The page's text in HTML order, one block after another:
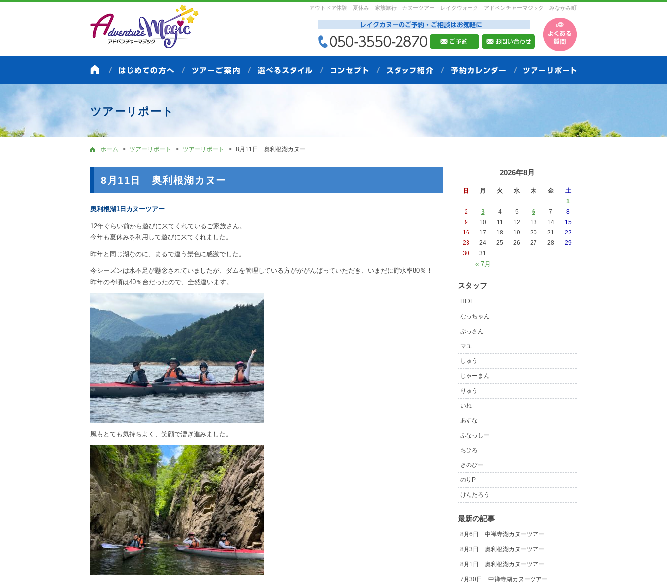
アウトドア体験 夏休み 家族旅行 カヌーツアー レイクウォーク アドベンチャーマジック みなかみ町
ツアーリポート
ホーム ツアーリポート ツアーリポート 8月11日 奥利根湖カヌー
8月11日 奥利根湖カヌー
奥利根湖1日カヌーツアー
12年ぐらい前から遊びに来てくれているご家族さん。
今年も夏休みを利用して遊びに来てくれました。
昨年と同じ湖なのに、まるで違う景色に感激でした。
今シーズンは水不足が懸念されていましたが、ダムを管理している方がががんばっていただき、いまだに貯水率80％！
昨年の今頃は40％台だったので、全然違います。
風もとても気持ちよく、笑顔で漕ぎ進みました。
2026年8月
日 月 火 水 木 金 土
« 7月
1
2
3 4 5 6 7
8
9
10 11 12 13 14
15
16
17 18 19 20 21
22
23
24 25 26 27 28
29
30
31
スタッフ
HIDE
なっちゃん
ぶっさん
マユ
しゅう
じゃーまん
りゅう
いね
あすな
ふなっしー
ちひろ
きのぴー
のりP
けんたろう
最新の記事
8月6日 中禅寺湖カヌーツアー
8月3日 奥利根湖カヌーツアー
8月1日 奥利根湖カヌーツアー
7月30日 中禅寺湖カヌーツアー